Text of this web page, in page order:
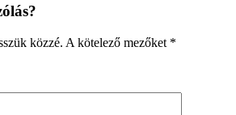
közzé. A kötelező mezőket *